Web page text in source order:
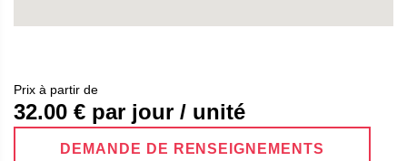
Prix ​​à partir de
32.00 € par jour / unité
DEMANDE DE RENSEIGNEMENTS